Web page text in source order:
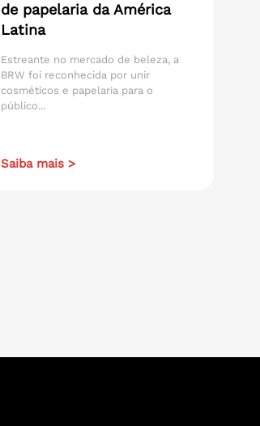
de papelaria da América
Latina
Estreante no mercado de beleza, a
BRW foi reconhecida por unir
cosméticos e papelaria para o
público...
Saiba mais >